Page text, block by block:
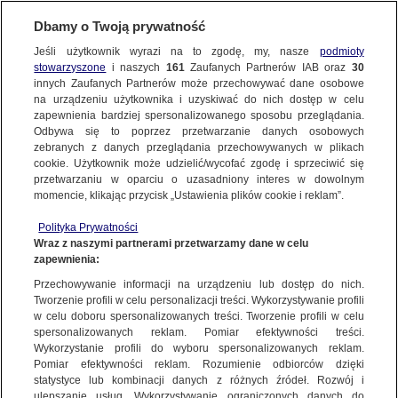
TRÓJMIASTO
Zabójstwo 75-letniego taksówkarza
na leśnym parkingu. Zatrzymany 27-latek
Oprac.Natalia Grzybowska
13.06.2026, 12:51 Aktualizacja: 14.06.2026, 14:25
Posłuchaj artykułu
Czyta lektor AI
Dbamy o Twoją prywatność
Jeśli użytkownik wyrazi na to zgodę, my, nasze podmioty
stowarzyszone i naszych 161Zaufanych Partnerów IAB oraz 30
innych Zaufanych Partnerów może przechowywać dane osobowe
na urządzeniu użytkownika i uzyskiwać do nich dostęp w celu
zapewnienia bardziej spersonalizowanego sposobu przeglądania.
Odbywa się to poprzez przetwarzanie danych osobowych
zebranych z danych przeglądania przechowywanych w plikach
cookie. Użytkownik może udzielić/wycofać zgodę i sprzeciwić się
przetwarzaniu w oparciu o uzasadniony interes w dowolnym
momencie, klikając przycisk „Ustawienia plików cookie i reklam”.
Polityka Prywatności
Wraz z naszymi partnerami przetwarzamy dane w celu
zapewnienia:
Przechowywanie informacji na urządzeniu lub dostęp do nich.
Tworzenie profili w celu personalizacji treści. Wykorzystywanie profili
w celu doboru spersonalizowanych treści. Tworzenie profili w celu
spersonalizowanych reklam. Pomiar efektywności treści.
Wykorzystanie profili do wyboru spersonalizowanych reklam.
Pomiar efektywności reklam. Rozumienie odbiorców dzięki
statystyce lub kombinacji danych z różnych źródeł. Rozwój i